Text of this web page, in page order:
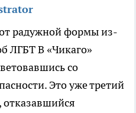
радужной формы из-
ЛГБТВ «Чикаго»
со
Это уже третий